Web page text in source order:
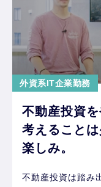
外資系IT企業勤務
不動産投資を
考えること
楽しみ。
不動産投資は踏み